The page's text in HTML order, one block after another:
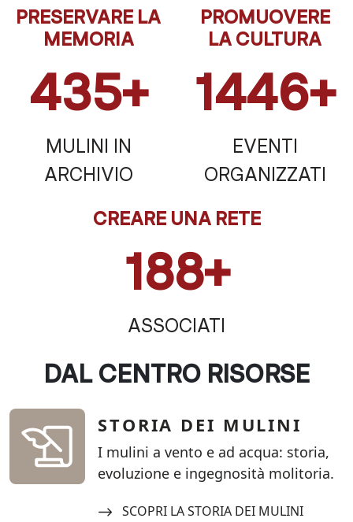
PRESERVARE LA
MEMORIA
435+
MULINI IN
ARCHIVIO
PROMUOVERE
LA CULTURA
1446+
EVENTI
ORGANIZZATI
CREARE UNA RETE
188+
ASSOCIATI
DAL CENTRO RISORSE
STORIA DEI MULINI
I mulini a vento e ad acqua: storia,
evoluzione e ingegnosità molitoria.
Navigate to:
SCOPRI LA STORIA DEI MULINI